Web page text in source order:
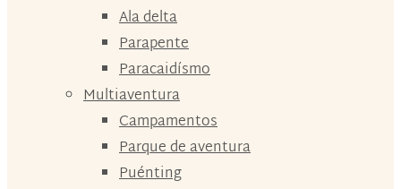
Ala delta
Parapente
Paracaidísmo
Multiaventura
Campamentos
Parque de aventura
Puénting